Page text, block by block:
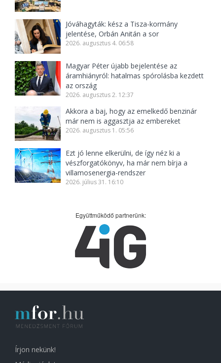
Jóváhagyták: kész a Tisza-kormány
jelentése, Orbán Anitán a sor
2026. augusztus 4. 06:58
Magyar Péter újabb bejelentése az
áramhiányról: hatalmas spórolásba kezdett
az ország
2026. augusztus 2. 12:37
Akkora a baj, hogy az emelkedő benzinár
már nem is aggasztja az embereket
2026. augusztus 1. 05:56
Ezt jó lenne elkerülni, de így néz ki a
vészforgatókönyv, ha már nem bírja a
villamosenergia-rendszer
2026. július 31. 16:10
Együttműködő partnerünk:
Írjon nekünk!